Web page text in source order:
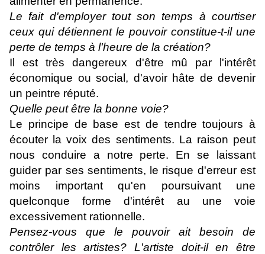
Le fait d'employer tout son temps à courtiser
ceux qui détiennent le pouvoir constitue-t-il une
perte de temps à l'heure de la création?
Il est très dangereux d'être mû par l'intérêt
économique ou social, d'avoir hâte de devenir
un peintre réputé.
Quelle peut être la bonne voie?
Le principe de base est de tendre toujours à
écouter la voix des sentiments. La raison peut
nous conduire a notre perte. En se laissant
guider par ses sentiments, le risque d'erreur est
moins important qu'en poursuivant une
quelconque forme d'intérêt au une voie
excessivement rationnelle.
Pensez-vous que le pouvoir ait besoin de
contrôler les artistes? L'artiste doit-il en être